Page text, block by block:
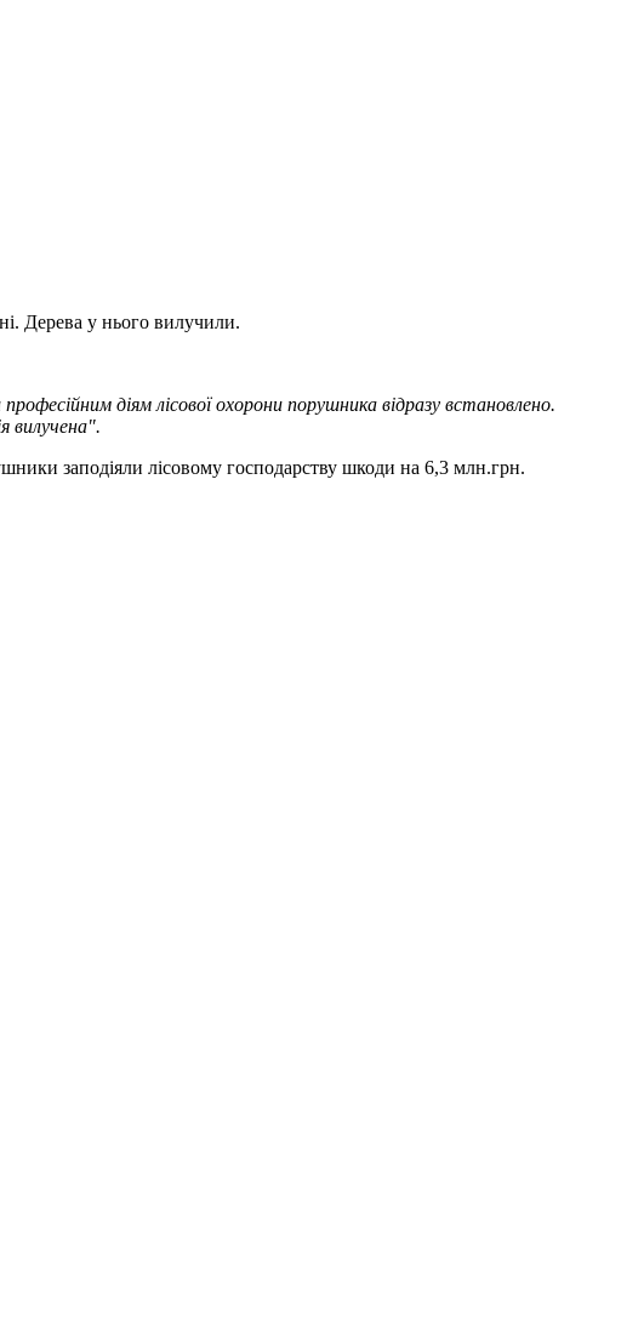
Дерева у нього вилучили.
діям лісової охорони порушника відразу встановлено.
вилучена".
заподіяли лісовому господарству шкоди на 6,3 млн.грн.